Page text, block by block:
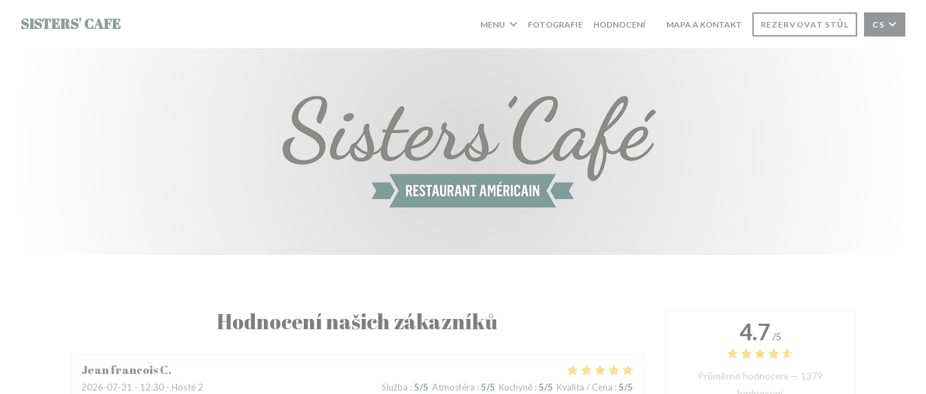
SISTERS' CAFE MENU FOTOGRAFIE HODNOCENÍ
((OTEVŘE SE V NOVÉM OKNĚ))
MAPA A KONTAKT REZERVOVAT STŮL CS
Hodnocení našich zákazníků
Jean francoisC
2026-07-31 - 12:30 - Hosté 2 Služba : 5/5 Atmosféra : 5/5 Kuchyně: 5/5 Kvalita / Cena : 5/5
4.7 /5
Průměrné hodnocení — 1379